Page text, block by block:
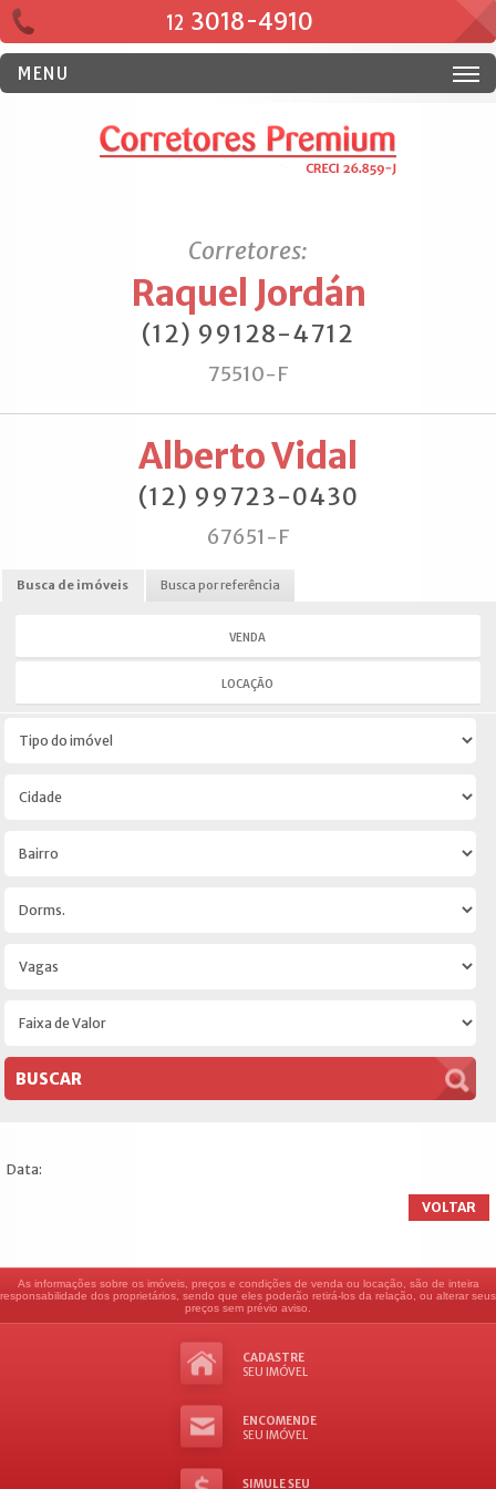
12 3018-4910
MENU
Corretores:
Raquel Jordán
(12) 99128-4712
75510-F
Alberto Vidal
(12) 99723-0430
67651-F
Busca de imóveis Busca por referência
VENDA
LOCAÇÃO
Data:
VOLTAR
As informações sobre os imóveis, preços e condições de venda ou locação, são de inteira
responsabilidade dos proprietários, sendo que eles poderão retirá-los da relação, ou alterar seus
preços sem prévio aviso.
CADASTRE
SEU IMÓVEL
ENCOMENDE
SEU IMÓVEL
SIMULE SEU